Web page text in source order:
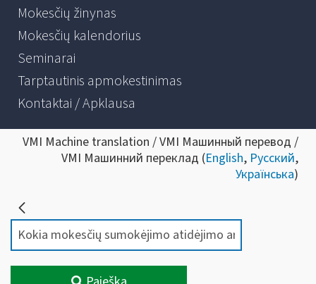
Mokesčių žinynas
Mokesčių kalendorius
Seminarai
Tarptautinis apmokestinimas
Kontaktai / Apklausa
VMI Machine translation / VMI Машинный перевод /
VMI Машинний переклад (English, Русский,
Українська)